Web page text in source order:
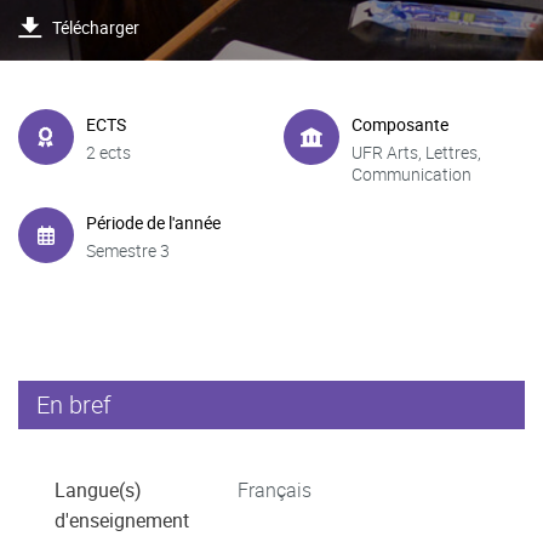
Télécharger
ECTS
2 ects
Composante
UFR Arts, Lettres,
Communication
Période de l'année
Semestre 3
En bref
Langue(s)
d'enseignement
Français